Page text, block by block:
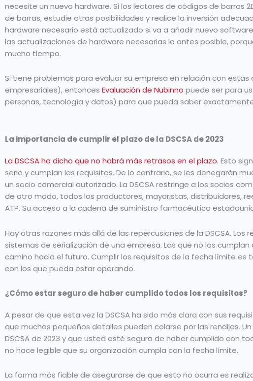
necesite un nuevo hardware. Si los lectores de códigos de
de barras, estudie otras posibilidades y realice la inversión
hardware necesario está actualizado si va a añadir nuevo
las actualizaciones de hardware necesarias lo antes posible,
mucho tiempo.
Si tiene problemas para evaluar su empresa en relación con
empresariales), entonces Evaluación de Nubinno puede ser para
personas, tecnología y datos) para que pueda saber
La importancia de cumplir el plazo de la DSCSA de 2023
La DSCSA ha dicho que no habrá más retrasos en el plazo. Esto
serio y cumplan los requisitos. De lo contrario, se les denegarán
un socio comercial autorizado. La DSCSA restringe a los socios
de otro modo, todos los productores, mayoristas, distribuidores,
ATP. Su acceso a la cadena de suministro farmacéutica
Hay otras razones más allá de las repercusiones de la DSCSA.
sistemas de serialización de una empresa. Las que no los
camino hacia el futuro. Cumplir los requisitos de la fecha límite
con los que pueda estar operando.
¿Cómo estar seguro de haber cumplido todos los requisitos?
A pesar de que esta vez la DSCSA ha sido más clara con sus
que muchos pequeños detalles pueden colarse por las rendijas.
DSCSA de 2023 y que usted esté seguro de haber cumplido con
no hace legible que su organización cumpla con la fecha límite.
La forma más fiable de asegurarse de que esto no ocurra es